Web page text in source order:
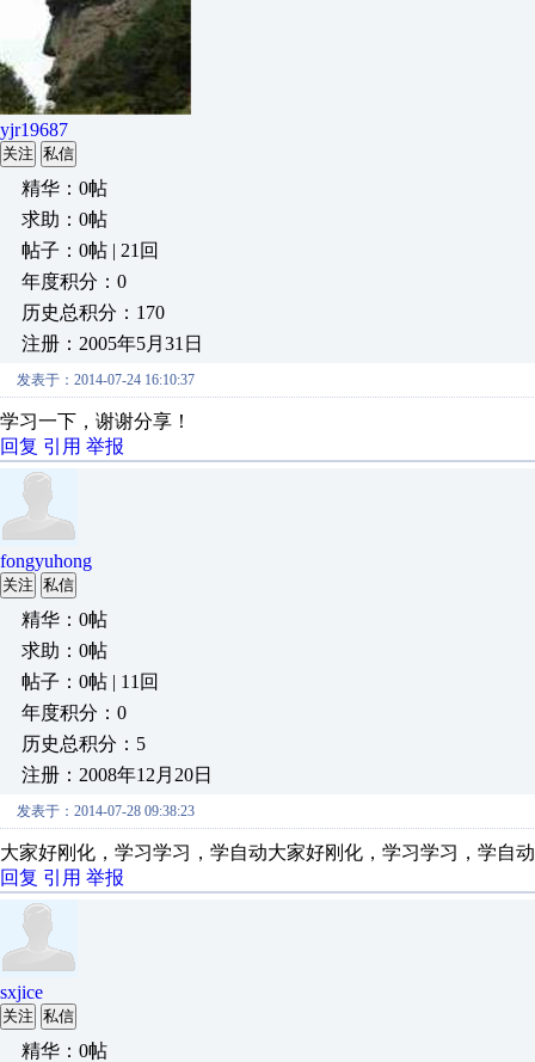
yjr19687
关注 私信
精华：0帖
求助：0帖
帖子：0帖 | 21回
年度积分：0
历史总积分：170
注册：2005年5月31日
发表于：2014-07-24 16:10:37
学习一下，谢谢分享！
回复 引用 举报
fongyuhong
关注 私信
精华：0帖
求助：0帖
帖子：0帖 | 11回
年度积分：0
历史总积分：5
注册：2008年12月20日
发表于：2014-07-28 09:38:23
大家好刚化，学习学习，学自动大家好刚化，学习学习，学自动
回复 引用 举报
sxjice
关注 私信
精华：0帖